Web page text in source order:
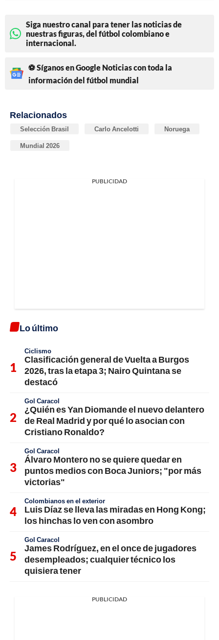
Siga nuestro canal para tener las noticias de
nuestras figuras, del fútbol colombiano e
internacional.
⚽ Síganos en Google Noticias con toda la
información del fútbol mundial
Relacionados
Selección Brasil Carlo Ancelotti Noruega
Mundial 2026
PUBLICIDAD
Lo último
Ciclismo
Clasificación general de Vuelta a Burgos
2026, tras la etapa 3; Nairo Quintana se
destacó
Gol Caracol
¿Quién es Yan Diomande el nuevo delantero
de Real Madrid y por qué lo asocian con
Cristiano Ronaldo?
Gol Caracol
Álvaro Montero no se quiere quedar en
puntos medios con Boca Juniors; "por más
victorias"
Colombianos en el exterior
Luis Díaz se lleva las miradas en Hong Kong;
los hinchas lo ven con asombro
Gol Caracol
James Rodríguez, en el once de jugadores
desempleados; cualquier técnico los
quisiera tener
PUBLICIDAD